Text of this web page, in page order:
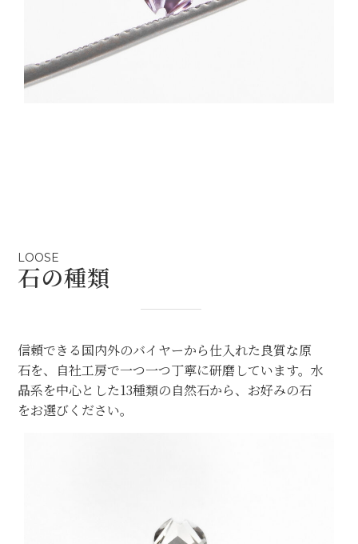
LOOSE
石の種類
信頼できる国内外のバイヤーから仕入れた良質な原
石を、自社工房で一つ一つ丁寧に研磨しています。水
晶系を中心とした13種類の自然石から、お好みの石
をお選びください。